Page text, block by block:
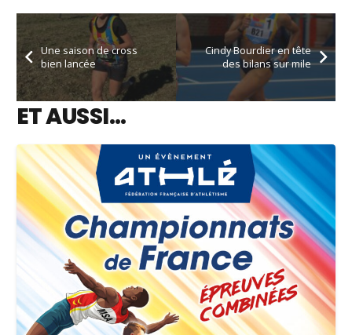
Une saison de cross
bien lancée
Cindy Bourdier en tête
des bilans sur mile
ET AUSSI…